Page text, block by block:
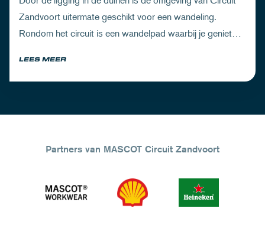
Zandvoort uitermate geschikt voor een wandeling.
Rondom het circuit is een wandelpad waarbij je geniet
LEES MEER
Partners van MASCOT Circuit Zandvoort